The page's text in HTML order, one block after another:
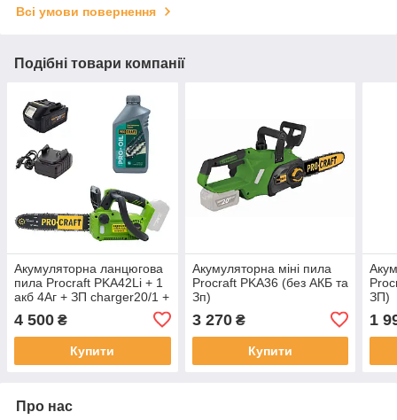
Всі умови повернення
Подібні товари компанії
Акумуляторна ланцюгова
пила Procraft PKA42Li + 1
акб 4Аг + ЗП charger20/1 +
4 500 ₴
Купити
Акумуляторна міні пила
Procraft PKA36 (без АКБ та
Зп)
3 270₴
Купити
ЗП)
1
Про нас